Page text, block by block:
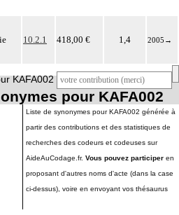
10.2.1 418,00 € 1,4 2005 →
KAFA002
pour KAFA002
Liste de synonymes pour KAFA002 générée à
partir des contributions et des statistiques de
recherches des codeurs et codeuses sur
AideAuCodage.fr. Vous pouvez participer en
proposant d'autres noms d'acte (dans la case
ci-dessus), voire en envoyant vos thésaurus